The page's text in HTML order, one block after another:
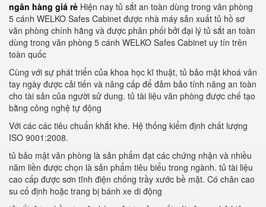
ngân hàng giá rẻ Hiện nay tủ sắt an toàn dùng trong văn phòng
5 cánh WELKO Safes Cabinet được nhà máy sản xuất tủ hồ sơ
văn phòng chính hãng và được phân phối bởi đại lý tủ sắt an toàn
dùng trong văn phòng 5 cánh WELKO Safes Cabinet uy tín trên
toàn quốc
Cùng với sự phát triển của khoa học kĩ thuật, tủ bảo mật khoá vân
tay ngày được cải tiến và nâng cấp để đảm bảo tính năng an toàn
cho tài sản của người sử dung. tủ tài liệu văn phòng được chế tạo
bằng công nghệ tự động
Với các các tiêu chuẩn khắt khe. Hệ thống kiểm định chất lượng
ISO 9001:2008.
tủ bảo mật văn phòng là sản phẩm đạt các chứng nhận và nhiều
năm liền được chọn là sản phẩm tiêu biểu trong ngành. tủ tài liệu
cao cấp được sơn tĩnh điện chống trầy xước bề mặt. Có chân cao
su cố định hoặc trang bị bánh xe di động